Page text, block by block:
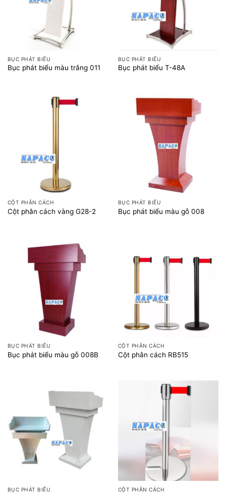
BỤC PHÁT BIỂU
Bục phát biểu màu trắng 011
BỤC PHÁT BIỂU
Bục phát biểu T-48A
CỘT PHÂN CÁCH
Cột phân cách vàng G28-2
BỤC PHÁT BIỂU
Bục phát biểu màu gỗ 008
BỤC PHÁT BIỂU
Bục phát biểu màu gỗ 008B
CỘT PHÂN CÁCH
Cột phân cách RB515
BỤC PHÁT BIỂU CỘT PHÂN CÁCH